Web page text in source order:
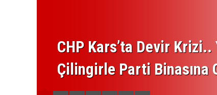
CHP Kars’ta Devir Krizi..
Çilingirle Parti Binasına